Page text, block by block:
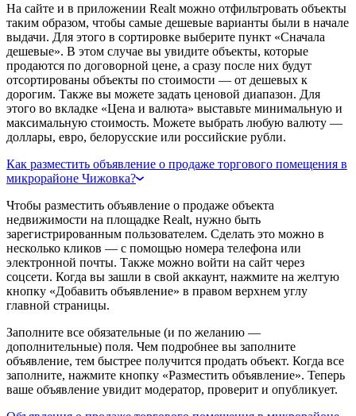
На сайте и в приложении Realt можно отфильтровать объекты
таким образом, чтобы самые дешевые варианты были в начале
выдачи. Для этого в сортировке выберите пункт «Сначала
дешевые». В этом случае вы увидите объекты, которые
продаются по договорной цене, а сразу после них будут
отсортированы объекты по стоимости — от дешевых к
дорогим. Также вы можете задать ценовой диапазон. Для
этого во вкладке «Цена и валюта» выставьте минимальную и
максимальную стоимость. Можете выбрать любую валюту —
доллары, евро, белорусские или российские рубли.
Как разместить объявление о продаже торгового помещения в
микрорайоне Чижовка?
Чтобы разместить объявление о продаже объекта
недвижимости на площадке Realt, нужно быть
зарегистрированным пользователем. Сделать это можно в
несколько кликов — с помощью номера телефона или
электронной почты. Также можно войти на сайт через
соцсети. Когда вы зашли в свой аккаунт, нажмите на желтую
кнопку «Добавить объявление» в правом верхнем углу
главной страницы.
Заполните все обязательные (и по желанию —
дополнительные) поля. Чем подробнее вы заполните
объявление, тем быстрее получится продать объект. Когда все
заполните, нажмите кнопку «Разместить объявление». Теперь
ваше объявление увидит модератор, проверит и опубликует.